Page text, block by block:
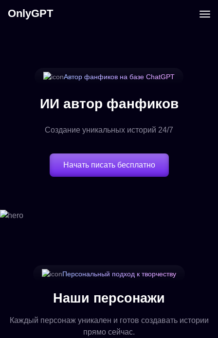
OnlyGPT
Автор фанфиков на базе ChatGPT
ИИ автор фанфиков
Создание уникальных историй 24/7
Начать писать бесплатно
Персональный подход к творчеству
Наши персонажи
Каждый персонаж уникален и готов создавать истории
прямо сейчас.